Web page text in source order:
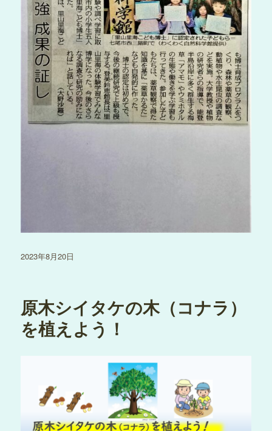
投
2023年8月20日
原木シイタケの木（コナラ）
を植えよう！